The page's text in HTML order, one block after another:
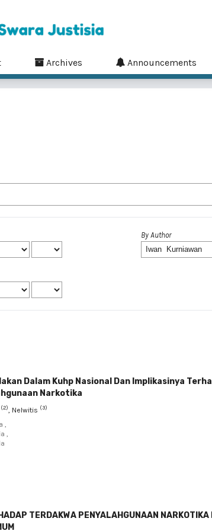
Archives Announcements
By Author
Dalam Kuhp Nasional Dan Implikasinya
Narkotika
(2), Nelwitis (3)
,
,
TERDAKWA PENYALAHGUNAAN